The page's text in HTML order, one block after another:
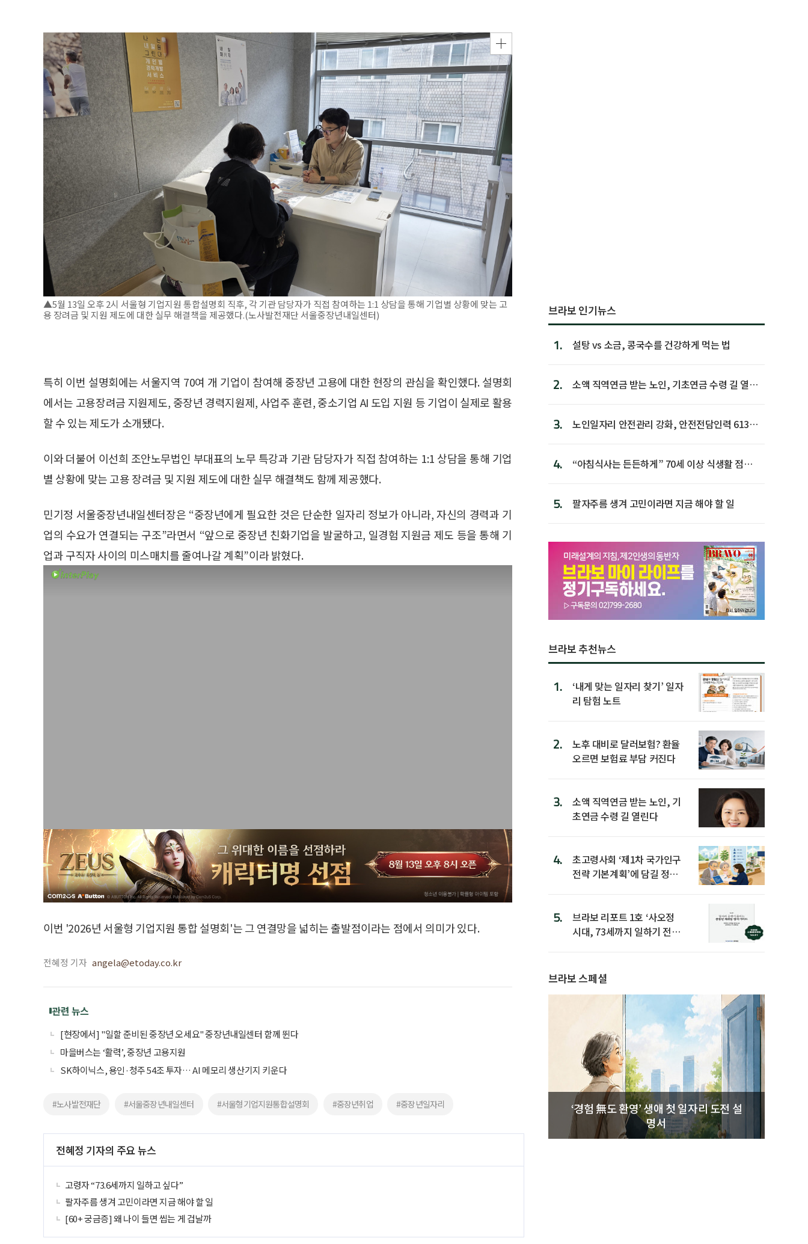
▲5월 13일 오후 2시 서울형 기업지원 통합설명회 직후, 각 기관 담당자가 직접 참여하는 1:1 상담을 통해 기업별 상황에 맞는 고
용 장려금 및 지원 제도에 대한 실무 해결책을 제공했다.(노사발전재단 서울중장년내일센터)
특히 이번 설명회에는 서울지역 70여 개 기업이 참여해 중장년 고용에 대한 현장의 관심을 확인했다. 설명회
에서는 고용장려금 지원제도, 중장년 경력지원제, 사업주 훈련, 중소기업 AI 도입 지원 등 기업이 실제로 활용
할 수 있는 제도가 소개됐다.
이와 더불어 이선희 조안노무법인 부대표의 노무 특강과 기관 담당자가 직접 참여하는 1:1 상담을 통해 기업
별 상황에 맞는 고용 장려금 및 지원 제도에 대한 실무 해결책도 함께 제공했다.
민기정 서울중장년내일센터장은 “중장년에게 필요한 것은 단순한 일자리 정보가 아니라, 자신의 경력과 기
업의 수요가 연결되는 구조”라면서 “앞으로 중장년 친화기업을 발굴하고, 일경험 지원금 제도 등을 통해 기
업과 구직자 사이의 미스매치를 줄여나갈 계획”이라 밝혔다.
이번 '2026년 서울형 기업지원 통합 설명회'는 그 연결망을 넓히는 출발점이라는 점에서 의미가 있다.
전혜정 기자 angela@etoday.co.kr
관련 뉴스
[현장에서] "일할 준비된 중장년 오세요" 중장년내일센터 함께 뛴다
마을버스는 ‘활력’, 중장년 고용지원
SK하이닉스, 용인·청주 54조 투자… AI 메모리 생산기지 키운다
#노사발전재단 #서울중장년내일센터 #서울형기업지원통합설명회 #중장년취업 #중장년일자리
전혜정 기자의 주요 뉴스
고령자 “73.6세까지 일하고 싶다”
팔자주름 생겨 고민이라면 지금 해야 할 일
[60+ 궁금증] 왜 나이 들면 씹는 게 겁날까
브라보 인기뉴스
1. 설탕 vs 소금, 콩국수를 건강하게 먹는 법
2.
소액 직역연금 받는 노인, 기초연금 수령 길 열린
3.
노인일자리 안전관리 강화, 안전전담인력 613명
4.
“아침식사는 든든하게” 70세 이상 식생활 점수
5. 팔자주름 생겨 고민이라면 지금 해야 할 일
브라보 추천뉴스
1.
‘내게 맞는 일자리 찾기’ 일자
리 탐험 노트
2.
노후 대비로 달러보험? 환율
오르면 보험료 부담 커진다
3.
소액 직역연금 받는 노인, 기
초연금 수령 길 열린다
4.
초고령사회 ‘제1차 국가인구
전략 기본계획’에 담길 정책
5.
브라보 리포트 1호 ‘사오정
시대, 73세까지 일하기 전략’
브라보 스페셜
‘경험 無도 환영’ 생애 첫 일자리 도전 설
명서